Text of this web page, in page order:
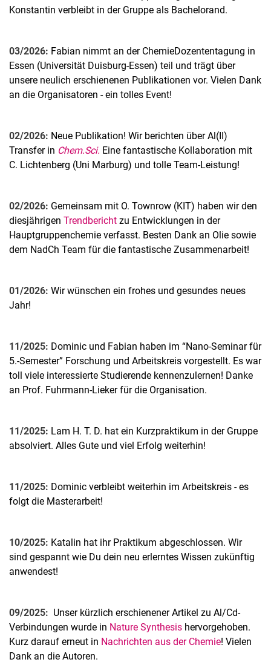
Konstantin verbleibt in der Gruppe als Bachelorand.
03/2026: Fabian nimmt an der ChemieDozententagung in
Essen (Universität Duisburg-Essen) teil und trägt über
unsere neulich erschienenen Publikationen vor. Vielen Dank
an die Organisatoren - ein tolles Event!
02/2026: Neue Publikation! Wir berichten über Al(II)
Transfer in Chem.Sci. Eine fantastische Kollaboration mit
C. Lichtenberg (Uni Marburg) und tolle Team-Leistung!
02/2026: Gemeinsam mit O. Townrow (KIT) haben wir den
diesjährigen Trendbericht zu Entwicklungen in der
Hauptgruppenchemie verfasst. Besten Dank an Olie sowie
dem NadCh Team für die fantastische Zusammenarbeit!
01/2026: Wir wünschen ein frohes und gesundes neues
Jahr!
11/2025: Dominic und Fabian haben im “Nano-Seminar für
5.-Semester” Forschung und Arbeitskreis vorgestellt. Es war
toll viele interessierte Studierende kennenzulernen! Danke
an Prof. Fuhrmann-Lieker für die Organisation.
11/2025: Lam H. T. D. hat ein Kurzpraktikum in der Gruppe
absolviert. Alles Gute und viel Erfolg weiterhin!
11/2025: Dominic verbleibt weiterhin im Arbeitskreis - es
folgt die Masterarbeit!
10/2025: Katalin hat ihr Praktikum abgeschlossen. Wir
sind gespannt wie Du dein neu erlerntes Wissen zukünftig
anwendest!
09/2025: Unser kürzlich erschienener Artikel zu Al/Cd-
Verbindungen wurde in Nature Synthesis hervorgehoben.
Kurz darauf erneut in Nachrichten aus der Chemie! Vielen
Dank an die Autoren.